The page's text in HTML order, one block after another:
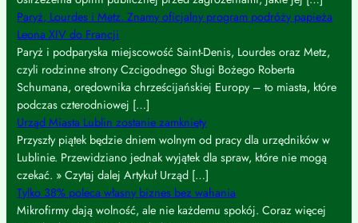
Paryż, Lourdes i Metz. Znamy oficjalny program podróży papieża
Leona XIV do Francji
Paryż i podparyska miejscowość Saint-Denis, Lourdes oraz Metz,
czyli rodzinne strony Czcigodnego Sługi Bożego Roberta
Schumana, orędownika chrześcijańskiej Europy – to miasta, które
podczas czterodniowej […]
Urząd Miasta Lublin zostanie zamknięty
Przyszły piątek będzie dniem wolnym od pracy dla urzędników w
Lublinie. Przewidziano jednak wyjątek dla spraw, które nie mogą
czekać. » Czytaj dalej Artykuł Urząd […]
Tylko 38% poleca własny biznes bez wahania
Mikrofirmy dają wolność, ale nie każdemu spokój. Coraz więcej